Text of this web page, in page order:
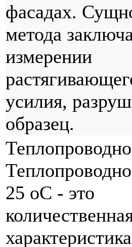
фасадах.
метода
измерении
усилия,
образец.
25 оС - это
характеристика